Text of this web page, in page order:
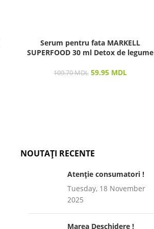
Serum pentru fata MARKELL
SUPERFOOD 30 ml Detox de legume
109.70MDL 59.95 MDL
NOUTAȚI RECENTE
Atenție consumatori !
Tuesday, 18 November
2025
Marea Deschidere !